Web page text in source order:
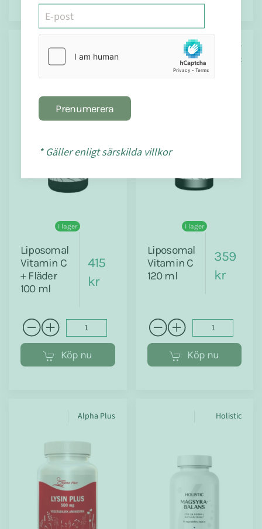
Scientific
I lager
Liposomal
Vitamin C
+ Fläder
100 ml
415
kr
Köp nu
Quicksilver
Scientific
I lager
Liposomal
Vitamin C
120 ml
359
kr
Köp nu
Alpha Plus Holistic
Prenumerera
* Gäller enligt särskilda villkor